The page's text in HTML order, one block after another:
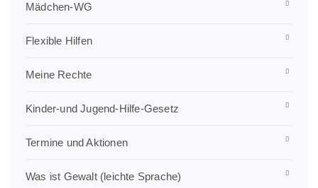
Mädchen-WG
Flexible Hilfen
Meine Rechte
Kinder-und Jugend-Hilfe-Gesetz
Termine und Aktionen
Was ist Gewalt (leichte Sprache)